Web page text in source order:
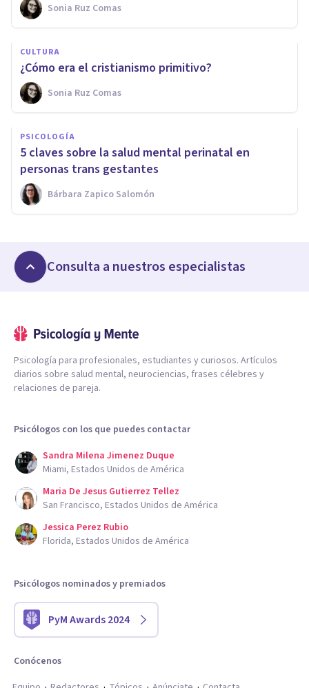
Sonia Ruz Comas
CULTURA
¿Cómo era el cristianismo primitivo?
Sonia Ruz Comas
PSICOLOGÍA
5 claves sobre la salud mental perinatal en
personas trans gestantes
Bárbara Zapico Salomón
Consulta a nuestros especialistas
Psicología para profesionales, estudiantes y curiosos. Artículos
diarios sobre salud mental, neurociencias, frases célebres y
relaciones de pareja.
Psicólogos con los que puedes contactar
Sandra Milena Jimenez Duque
Miami, Estados Unidos de América
Maria De Jesus Gutierrez Tellez
San Francisco, Estados Unidos de América
Jessica Perez Rubio
Florida, Estados Unidos de América
Psicólogos nominados y premiados
PyM Awards 2024
Conócenos